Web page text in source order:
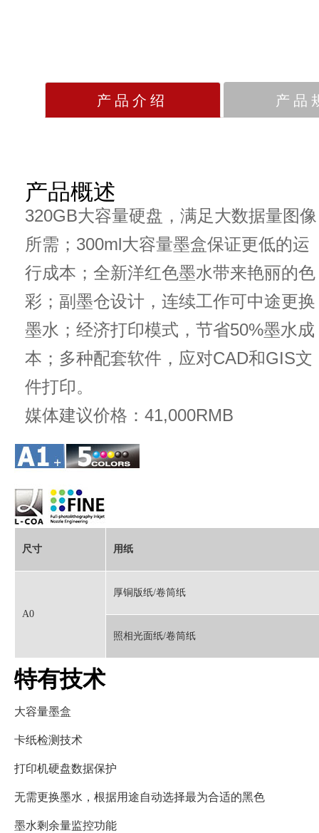
产品介绍 产品
产品概述
320GB大容量硬盘，满足大数据量图像
所需；300ml大容量墨盒保证更低的运
行成本；全新洋红色墨水带来艳丽的色
彩；副墨仓设计，连续工作可中途更换
墨水；经济打印模式，节省50%墨水成
本；多种配套软件，应对CAD和GIS文
件打印。
媒体建议价格：41,000RMB
尺寸 用纸
A0
厚铜版纸/卷筒纸
照相光面纸/卷筒纸
特有技术
大容量墨盒
卡纸检测技术
打印机硬盘数据保护
无需更换墨水，根据用途自动选择最为合适的黑色
墨水剩余量监控功能